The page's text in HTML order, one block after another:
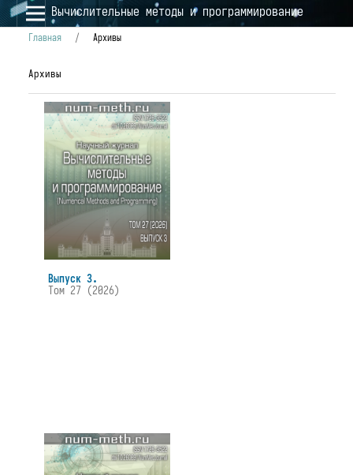
Вычислительные методы и программирование
Главная / Архивы
Архивы
Выпуск 3.
Том 27 (2026)